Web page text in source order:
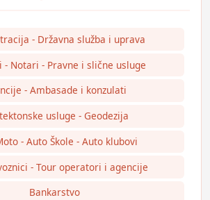
- Državna služba i uprava
- Notari - Pravne i slične usluge
- Ambasade i konzulati
usluge - Geodezija
- Auto Škole - Auto klubovi
- Tour operatori i agencije
Bankarstvo